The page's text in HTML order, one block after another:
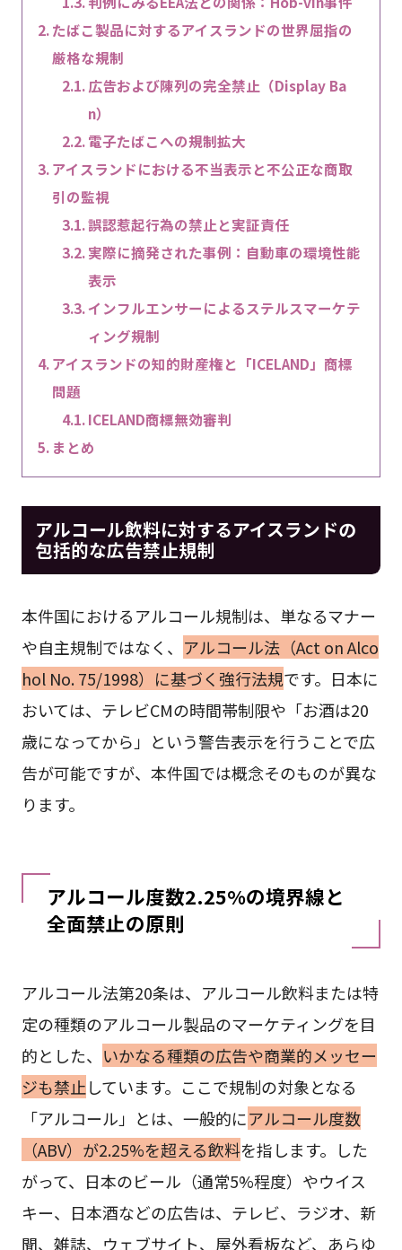
たばこ製品に対するアイスランドの世界屈指の
厳格な規制
広告および陳列の完全禁止（Display Ba
n）
電子たばこへの規制拡大
アイスランドにおける不当表示と不公正な商取
引の監視
誤認惹起行為の禁止と実証責任
実際に摘発された事例：自動車の環境性能
表示
インフルエンサーによるステルスマーケテ
ィング規制
アイスランドの知的財産権と「ICELAND」商標
問題
ICELAND商標無効審判
まとめ
アルコール飲料に対するアイスランドの
包括的な広告禁止規制
本件国におけるアルコール規制は、単なるマナー
や自主規制ではなく、 アルコール法（Act on Alco
hol No. 75/1998）に基づく強行法規です。日本に
おいては、テレビCMの時間帯制限や「お酒は20
歳になってから」という警告表示を行うことで広
告が可能ですが、本件国では概念そのものが異な
ります。
アルコール度数2.25%の境界線と
全面禁止の原則
アルコール法第20条は、アルコール飲料または特
定の種類のアルコール製品のマーケティングを目
的とした、 いかなる種類の広告や商業的メッセー
ジも禁止しています。ここで規制の対象となる
「アルコール」とは、一般的にアルコール度数
（ABV）が2.25%を超える飲料を指します。した
がって、日本のビール（通常5%程度）やウイス
キー、日本酒などの広告は、テレビ、ラジオ、新
聞、雑誌、ウェブサイト、屋外看板など、あらゆ